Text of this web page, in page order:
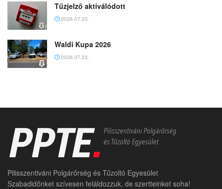
Tűzjelző aktiválódott
2026.07.23.
Waldi Kupa 2026
2026.07.23.
Pilisszentiváni Polgárőrség és Tűzoltó Egyesület
Szabadidőnket szívesen feláldozzuk, de szertteinket soha!